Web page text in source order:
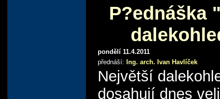
P?ednáška
pondělí 11.4.2011
přednáší: Ing. arch. Ivan Havlíček
Největší
dosahují dnes